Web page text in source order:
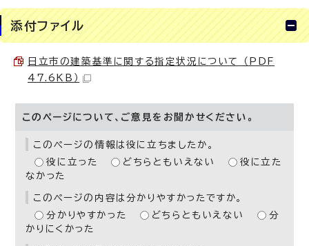
添付ファイル
日立市の建築基準に関する指定状況について （PDF
47.6KB）
このページについて、ご意見をお聞かせください。
このページの情報は役に立ちましたか。
役に立った
どちらともいえない
役に立た
なかった
このページの内容は分かりやすかったですか。
分かりやすかった
どちらともいえない
分
かりにくかった